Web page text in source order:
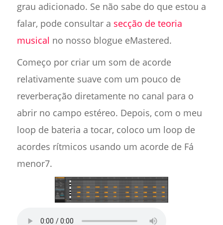
grau adicionado. Se não sabe do que estou a
falar, pode consultar a secção de teoria
musical no nosso blogue eMastered.
Começo por criar um som de acorde
relativamente suave com um pouco de
reverberação diretamente no canal para o
abrir no campo estéreo. Depois, com o meu
loop de bateria a tocar, coloco um loop de
acordes rítmicos usando um acorde de Fá
menor7.